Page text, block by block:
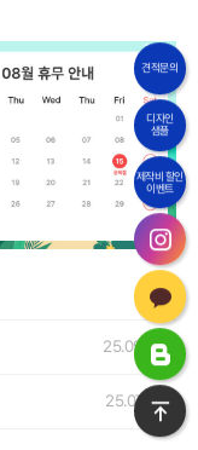
견적문의
디자인
샘플
제작비 할인
이벤트
25.09.01
25.07.01